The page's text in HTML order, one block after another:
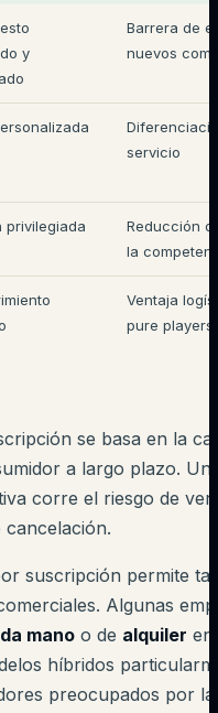
y
Barrera de
nuevos
servicio
privilegiada
Reducción
la
Ventaja
pure players
se basa en la
a largo plazo.
corre el riesgo de
cancelación.
suscripción permite
Algunas
mano o de alquiler en
híbridos
preocupados por la